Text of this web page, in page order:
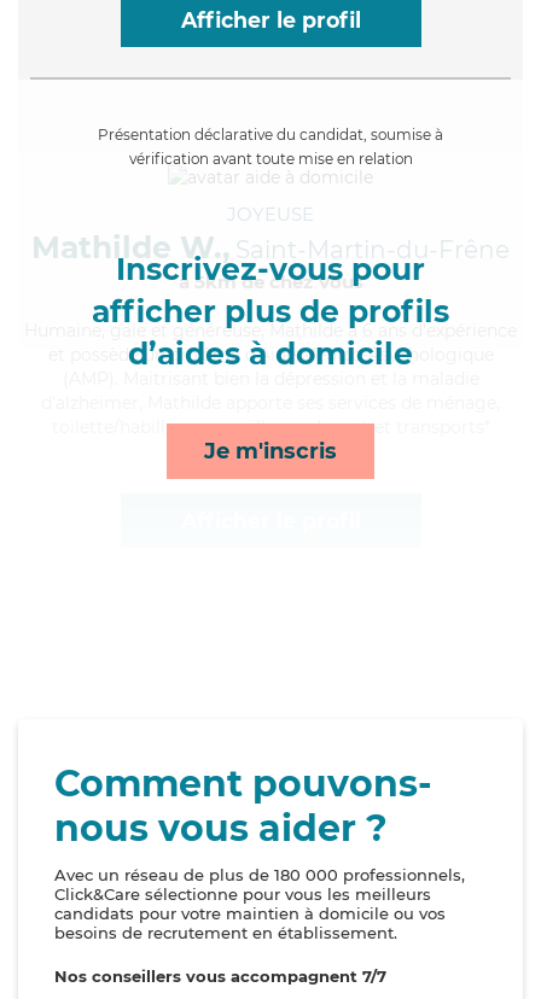
Afficher le profil
Présentation déclarative du candidat, soumise à
vérification avant toute mise en relation
Inscrivez-vous pour
afficher plus de profils
d’aides à domicile
Je m'inscris
JOYEUSE
Mathilde W., Saint-Martin-du-Frêne
à 5km de chez Vous
, gaie et généreuse, Mathilde a 6 ans d'expérience
et possède un diplôme d'Aide Médico-Psychologique
toilette/habillage, surveillance de nuit et transports*
Comment pouvons-
nous vous aider ?
Avec un réseau de plus de 180 000 professionnels,
Click&Care sélectionne pour vous les meilleurs
candidats pour votre maintien à domicile ou vos
besoins de recrutement en établissement.
Nos conseillers vous accompagnent 7/7